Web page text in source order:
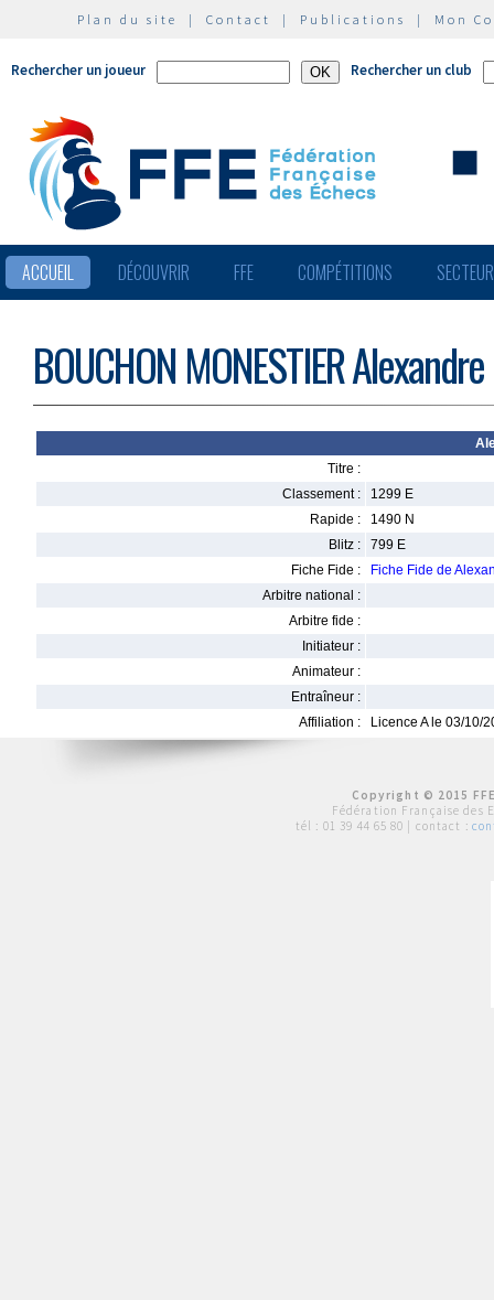
Plan du site | Contact | Publications | Mon
Rechercher un joueur Rechercher un club
ACCUEIL DÉCOUVRIR FFE COMPÉTITIONS
BOUCHON MONESTIER Alexandre
Titre :
Classement :
1299 E
Rapide :
1490 N
Blitz :
799 E
Fiche Fide :
Fiche Fide de
Arbitre national :
Arbitre fide :
Initiateur :
Animateur :
Entraîneur :
Affiliation :
Licence A le 03/10/
Copyright © 2015
Fédération Française des
tél : 01 39 44 65 80 | contact :